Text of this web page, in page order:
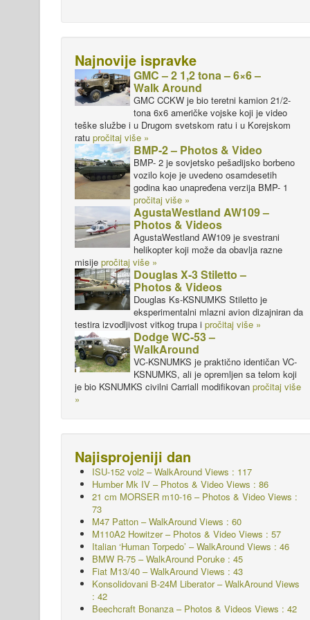
Najnovije ispravke
GMC – 2 1,2 tona – 6×6 –
Walk Around
GMC CCKW je bio teretni kamion 21/2-
tona 6x6 američke vojske koji je video
teške službe i u Drugom svetskom ratu i u Korejskom
ratu pročitaj više »
BMP-2 – Photos & Video
BMP- 2 je sovjetsko pešadijsko borbeno
vozilo koje je uvedeno osamdesetih
godina kao unapređena verzija BMP- 1
pročitaj više »
AgustaWestland AW109 –
Photos & Videos
AgustaWestland AW109 je svestrani
helikopter koji može da obavlja razne
misije pročitaj više »
Douglas X-3 Stiletto –
Photos & Videos
Douglas Ks-KSNUMKS Stiletto je
eksperimentalni mlazni avion dizajniran da
testira izvodljivost vitkog trupa i pročitaj više »
Dodge WC-53 –
WalkAround
VC-KSNUMKS je praktično identičan VC-
KSNUMKS, ali je opremljen sa telom koji
je bio KSNUMKS civilni Carriall modifikovan pročitaj više
»
Najisprojeniji dan
ISU-152 vol2 – WalkAround Views : 117
Humber Mk IV – Photos & Video Views : 86
21 cm MORSER m10-16 – Photos & Video Views :
73
M47 Patton – WalkAround Views : 60
M110A2 Howitzer – Photos & Video Views : 57
Italian ‘Human Torpedo’ – WalkAround Views : 46
BMW R-75 – WalkAround Poruke : 45
Fiat M13/40 – WalkAround Views : 43
Konsolidovani B-24M Liberator – WalkAround Views
: 42
Beechcraft Bonanza – Photos & Videos Views : 42